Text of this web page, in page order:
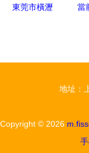
東莞市橫瀝
當
地址：
Copyright © 2026